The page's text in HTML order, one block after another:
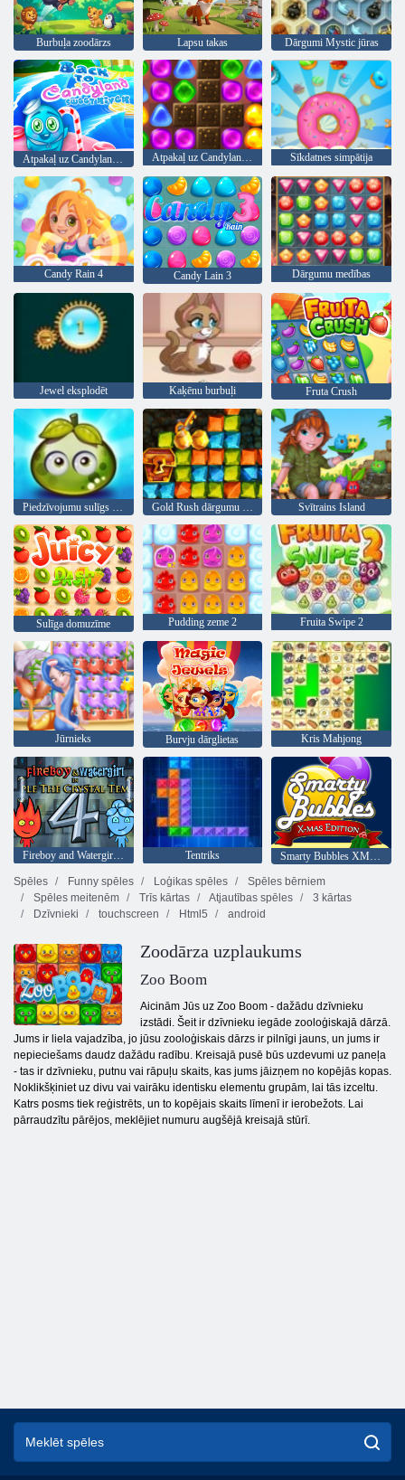
Burbuļa zoodārzs Lapsu takas Dārgumi Mystic jūras
Atpakaļ uz Candyland 2 Sīkdatnes simpātija
Candy Rain 4 Candy Lain 3 Dārgumu medības
Jewel eksplodēt Kaķēnu burbuļi Fruta Crush
Piedzīvojumu sulīgs ogas Gold Rush dārgumu medības Svītrains Island
Sulīga domuzīme Pudding zeme 2 Fruita Swipe 2
Jūrnieks Burvju dārglietas Kris Mahjong
Fireboy and Watergirl 4: Kristāla templis Tentriks
Smarty Bubbles XMas Edition
Spēles
Funny spēles Loģikas spēles
Spēles bērniem
Spēles meitenēm
Trīs kārtas Atjautības spēles
3 kārtas
Dzīvnieki
touchscreen Html5 android
Zoodārza uzplaukums
Zoo Boom
Aicinām Jūs uz Zoo Boom - dažādu dzīvnieku
izstādi. Šeit ir dzīvnieku iegāde zooloģiskajā dārzā.
Jums ir liela vajadzība, jo jūsu zooloģiskais dārzs ir pilnīgi jauns, un jums ir
nepieciešams daudz dažādu radību. Kreisajā pusē būs uzdevumi uz paneļa
- tas ir dzīvnieku, putnu vai rāpuļu skaits, kas jums jāizņem no kopējās kopas.
Noklikšķiniet uz divu vai vairāku identisku elementu grupām, lai tās izceltu.
Katrs posms tiek reģistrēts, un to kopējais skaits līmenī ir ierobežots. Lai
pārraudzītu pārējos, meklējiet numuru augšējā kreisajā stūrī.